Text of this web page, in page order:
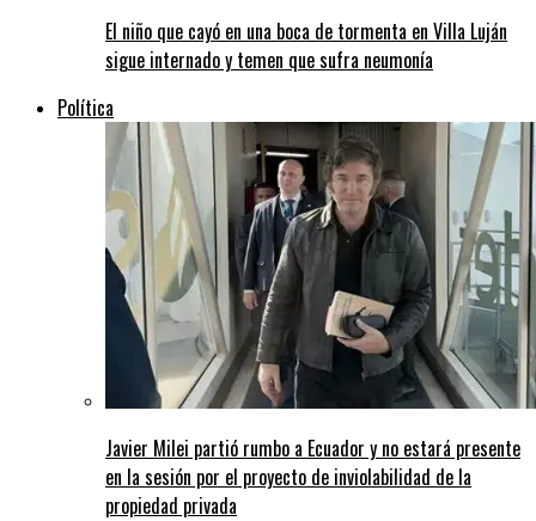
El niño que cayó en una boca de tormenta en Villa Luján
sigue internado y temen que sufra neumonía
Política
Javier Milei partió rumbo a Ecuador y no estará presente
en la sesión por el proyecto de inviolabilidad de la
propiedad privada